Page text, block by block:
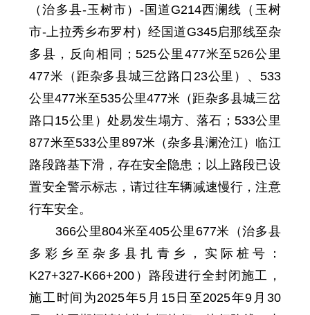
（治多县-玉树市）-国道G214西澜线（玉树
市-上拉秀乡布罗村）经国道G345启那线至杂
多县，反向相同 ；525公里 477米至526公里
477米 （距杂多县城三岔路口23公里）、 533
公里477米至535公里477米 （距杂多县城三岔
路口15公里）处易发生塌方、 落石； 533公里
877米至533公里897米（杂多县澜沧江）临江
路段路基下滑，存在安全隐患 ；以上路段已设
置安全警示标志，请过往车辆减速慢行，注意
行车安全。
366公里804米至405公里 677米 （治多县
多彩乡至杂多县扎青乡，实际桩号：
K27+327-K66+200）路段进行全封闭施工，
施工时间为2025年5月15日至2025年9月30